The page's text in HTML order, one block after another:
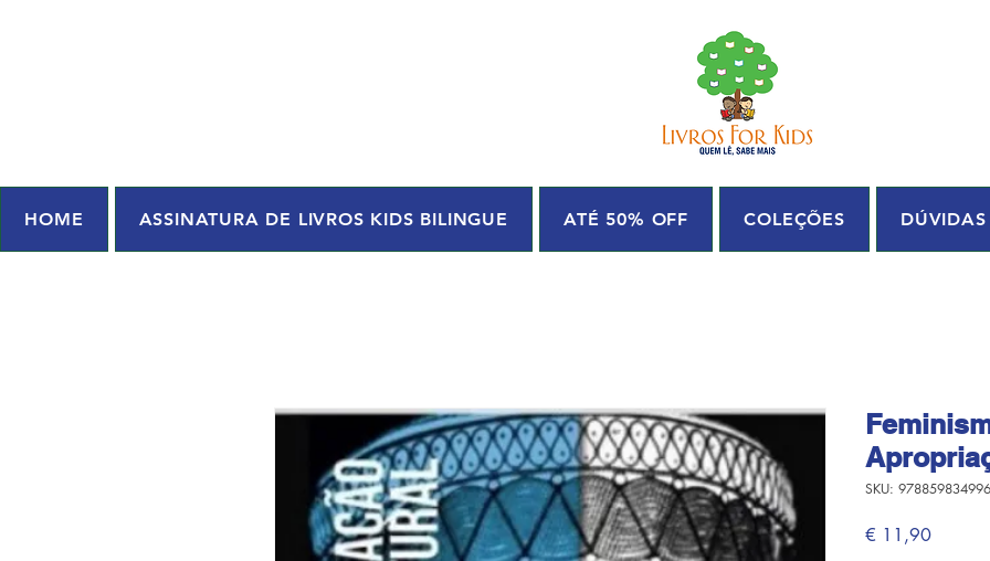
HOME ASSINATURA DE LIVROS KIDS BILINGUE ATÉ 50% OFF COLEÇÕES DÚVIDAS
SKU:
€ 11,90Preço